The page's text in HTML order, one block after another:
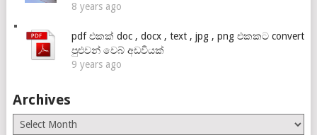
8 years ago
pdf එකක් doc , docx , text , jpg , png එකකට convert
පුළුවන් වෙබ් අඩවියක්
9 years ago
Archives
Archives